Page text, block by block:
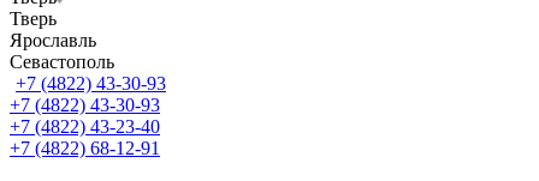
Тверь
Ярославль
Севастополь
+7 (4822) 43-30-93
+7 (4822) 43-30-93
+7 (4822) 43-23-40
+7 (4822) 68-12-91